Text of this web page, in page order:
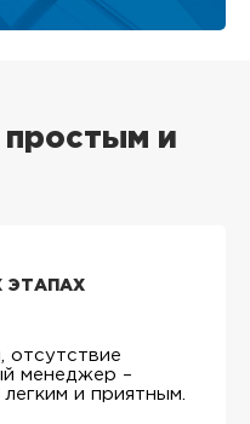
простым и
ЭТАПАХ
отсутствие
менеджер –
и приятным.